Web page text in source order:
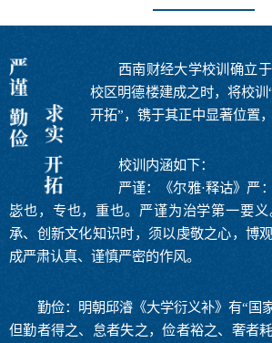
西南财经大学校训确立
校区明德楼建成之时，将校训
开拓”，镌于其正中显著位置
校训内涵如下：
严谨：《尔雅·释诂》严
毖也，专也，重也。严谨为治学第一要
承、创新文化知识时，须以虔敬之心，博
成严肃认真、谨慎严密的作风。
勤俭：明朝邱濬《大学衍义补》有“国
但勤者得之、怠者失之，俭者裕之、奢者